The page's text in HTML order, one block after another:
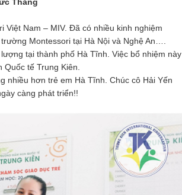
Việt Nam – MIV. Đã có nhiều kinh nghiệm
Montessori tại Hà Nội và Nghệ An….
tại thành phố Hà Tĩnh. Việc bổ nhiệm này
tế Trung Kiên.
nhiều hơn trẻ em Hà Tĩnh. Chúc cô Hải Yến
càng phát triển!!